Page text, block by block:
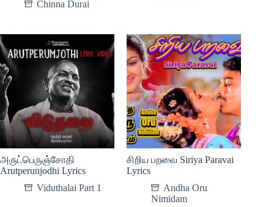
Chinna Durai
அருட்பெருஞ்சோதி
Arutperunjodhi Lyrics
Viduthalai Part 1
சிறிய பறவை Siriya Paravai
Lyrics
Andha Oru
Nimidam